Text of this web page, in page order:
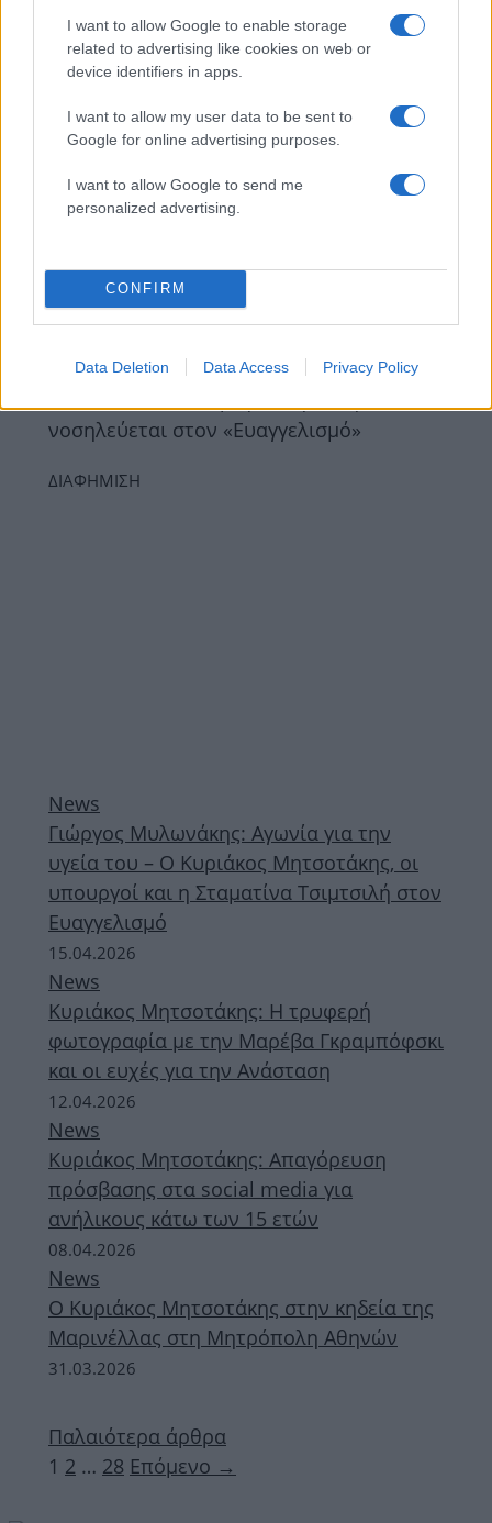
I want to allow Google to enable storage
related to advertising like cookies on web or
device identifiers in apps.
I want to allow my user data to be sent to
Google for online advertising purposes.
I want to allow Google to send me
personalized advertising.
CONFIRM
Data Deletion Data Access Privacy Policy
Εμανουέλ Μακρόν: Καρέ – καρέ η
αναχώρησή του από το κέντρο της
Αθήνας για τη συνάντηση με τον Κυριάκο
25.04.2026
Ο πρίγκιπας Αλβέρτος συναντήθηκε με
τον Κυριάκο Μητσοτάκη στο Μέγαρο
21.04.2026
News
νοσοκομείο της Λάρισας μετά από
νοσηλεύεται στον «Ευαγγελισμό»
ΔΙΑΦΗΜΙΣΗ
News
Γιώργος Μυλωνάκης: Αγωνία για την
υγεία του – Ο Κυριάκος Μητσοτάκης, οι
υπουργοί και η Σταματίνα Τσιμτσιλή στον
Ευαγγελισμό
15.04.2026
News
Kυριάκος Μητσοτάκης: Η τρυφερή
φωτογραφία με την Μαρέβα Γκραμπόφσκι
και οι ευχές για την Ανάσταση
12.04.2026
News
Κυριάκος Μητσοτάκης: Απαγόρευση
πρόσβασης στα social media για
ανήλικους κάτω των 15 ετών
08.04.2026
News
Ο Κυριάκος Μητσοτάκης στην κηδεία της
Μαρινέλλας στη Μητρόπολη Αθηνών
31.03.2026
Παλαιότερα άρθρα
Σελίδα
1 Σελίδα
2 … Σελίδα
28 Επόμενο →